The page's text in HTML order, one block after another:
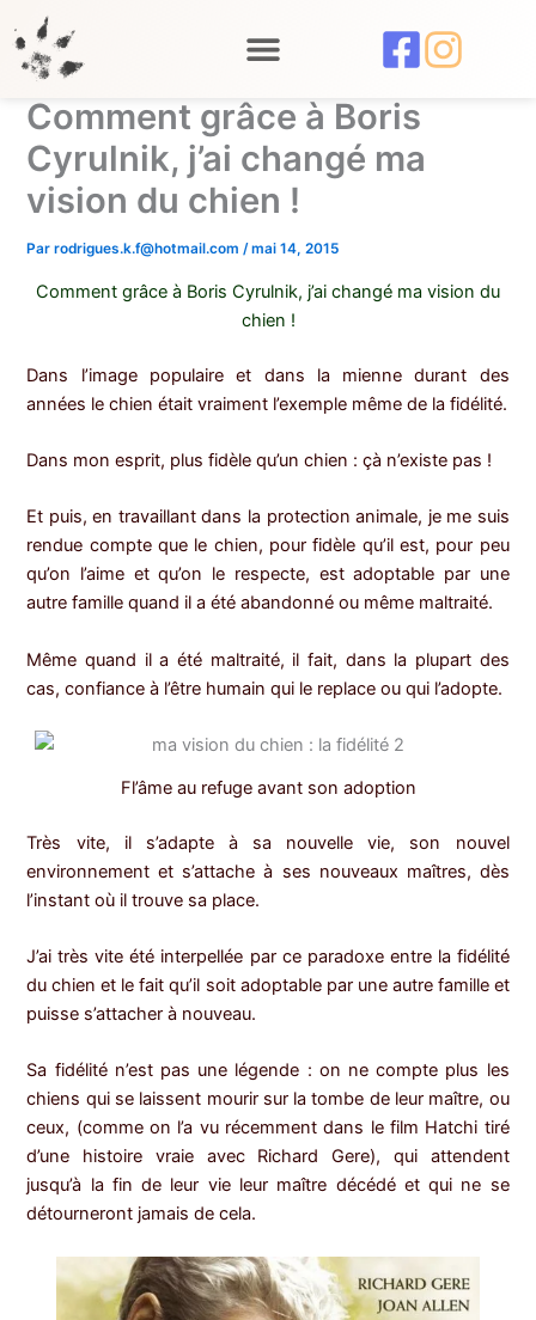
au
contenu
Comment grâce à Boris
Cyrulnik, j’ai changé ma
vision du chien !
Parrodrigues.k.f@hotmail.com/mai 14, 2015
Comment grâce à Boris Cyrulnik, j’ai changé ma vision du
chien !
Dans l’image populaire et dans la mienne durant des
années le chien était vraiment l’exemple même de la fidélité.
Dans mon esprit, plus fidèle qu’un chien : çà n’existe pas !
Et puis, en travaillant dans la protection animale, je me suis
rendue compte que le chien, pour fidèle qu’il est, pour peu
qu’on l’aime et qu’on le respecte, est adoptable par une
autre famille quand il a été abandonné ou même maltraité.
Même quand il a été maltraité, il fait, dans la plupart des
cas, confiance à l’être humain qui le replace ou qui l’adopte.
Fl’âme au refuge avant son adoption
Très vite, il s’adapte à sa nouvelle vie, son nouvel
environnement et s’attache à ses nouveaux maîtres, dès
l’instant où il trouve sa place.
J’ai très vite été interpellée par ce paradoxe entre la fidélité
du chien et le fait qu’il soit adoptable par une autre famille et
puisse s’attacher à nouveau.
Sa fidélité n’est pas une légende : on ne compte plus les
chiens qui se laissent mourir sur la tombe de leur maître, ou
ceux, (comme on l’a vu récemment dans le film Hatchi tiré
d’une histoire vraie avec Richard Gere), qui attendent
jusqu’à la fin de leur vie leur maître décédé et qui ne se
détourneront jamais de cela.